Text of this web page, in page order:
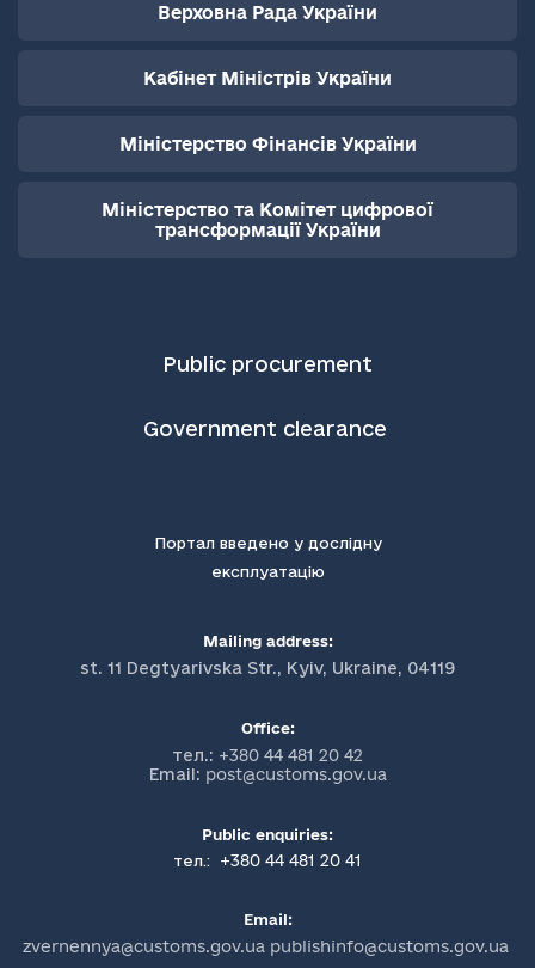
Верховна Рада України
Кабінет Міністрів України
Міністерство Фінансів України
Міністерство та Комітет цифрової
трансформації України
Public procurement
Government clearance
Портал введено у дослідну
експлуатацію
Mailing address:
st. 11 Degtyarivska Str., Kyiv, Ukraine, 04119
Office:
тел.: +380 44 481 20 42
Email: post@customs.gov.ua
Public enquiries:
тел.:
+380 44 481 20 41
Email:
zvernennya@customs.gov.ua publishinfo@customs.gov.ua